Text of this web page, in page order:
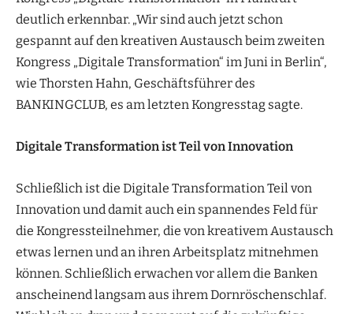
deutlich erkennbar. „Wir sind auch jetzt schon
gespannt auf den kreativen Austausch beim zweiten
Kongress „Digitale Transformation“ im Juni in Berlin“,
wie Thorsten Hahn, Geschäftsführer des
BANKINGCLUB, es am letzten Kongresstag sagte.
Digitale Transformation ist Teil von Innovation
Schließlich ist die Digitale Transformation Teil von
Innovation und damit auch ein spannendes Feld für
die Kongressteilnehmer, die von kreativem Austausch
etwas lernen und an ihren Arbeitsplatz mitnehmen
können. Schließlich erwachen vor allem die Banken
anscheinend langsam aus ihrem Dornröschenschlaf.